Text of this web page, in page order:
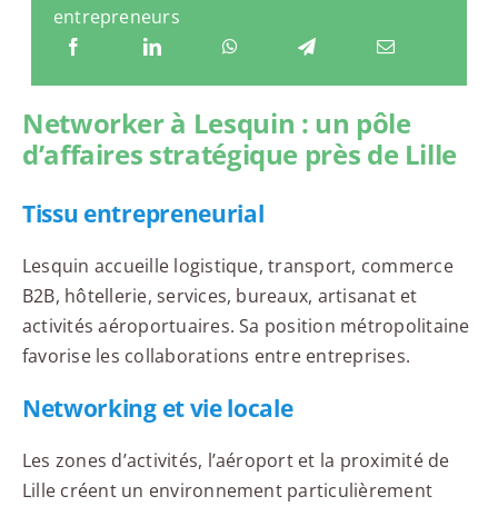
entrepreneurs
Networker à Lesquin : un pôle
d’affaires stratégique près de Lille
Tissu entrepreneurial
Lesquin accueille logistique, transport, commerce
B2B, hôtellerie, services, bureaux, artisanat et
activités aéroportuaires. Sa position métropolitaine
favorise les collaborations entre entreprises.
Networking et vie locale
Les zones d’activités, l’aéroport et la proximité de
Lille créent un environnement particulièrement